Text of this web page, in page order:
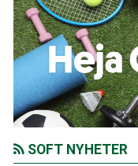
SOFT NYHETER